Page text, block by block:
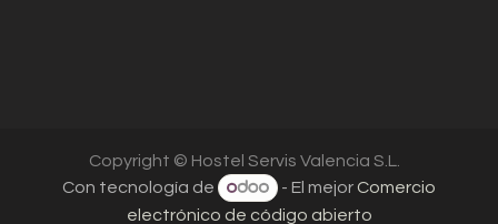
Copyright © Hostel Servis Valencia S.L.
Con tecnología de
- El mejor Comercio
electrónico de código abierto